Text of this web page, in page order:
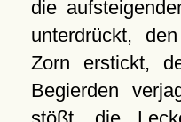
die
unterdrückt,
Zorn erstickt,
Begierden